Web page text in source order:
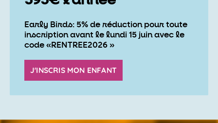
Early Birds: 5% de réduction pour toute
inscription avant le lundi 15 juin avec le
code «RENTREE2026 »
J'INSCRIS MON ENFANT